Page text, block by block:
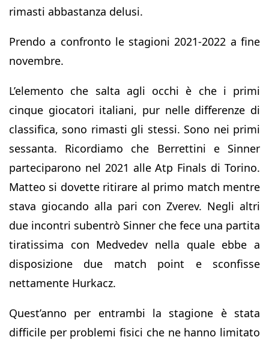
rimasti abbastanza delusi.
Prendo a confronto le stagioni 2021-2022 a fine
novembre.
L’elemento che salta agli occhi è che i primi
cinque giocatori italiani, pur nelle differenze di
classifica, sono rimasti gli stessi. Sono nei primi
sessanta. Ricordiamo che Berrettini e Sinner
parteciparono nel 2021 alle Atp Finals di Torino.
Matteo si dovette ritirare al primo match mentre
stava giocando alla pari con Zverev. Negli altri
due incontri subentrò Sinner che fece una partita
tiratissima con Medvedev nella quale ebbe a
disposizione due match point e sconfisse
nettamente Hurkacz.
Quest’anno per entrambi la stagione è stata
difficile per problemi fisici che ne hanno limitato